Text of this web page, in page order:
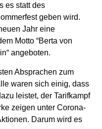
es statt des
geben wird.
Jahr eine
Motto “Berta von
angeboten.
Absprachen zum
waren sich einig, dass
leistet, der Tarifkampf
zeigen unter Corona-
Darum wird es